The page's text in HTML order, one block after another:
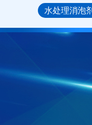
水处理消泡剂